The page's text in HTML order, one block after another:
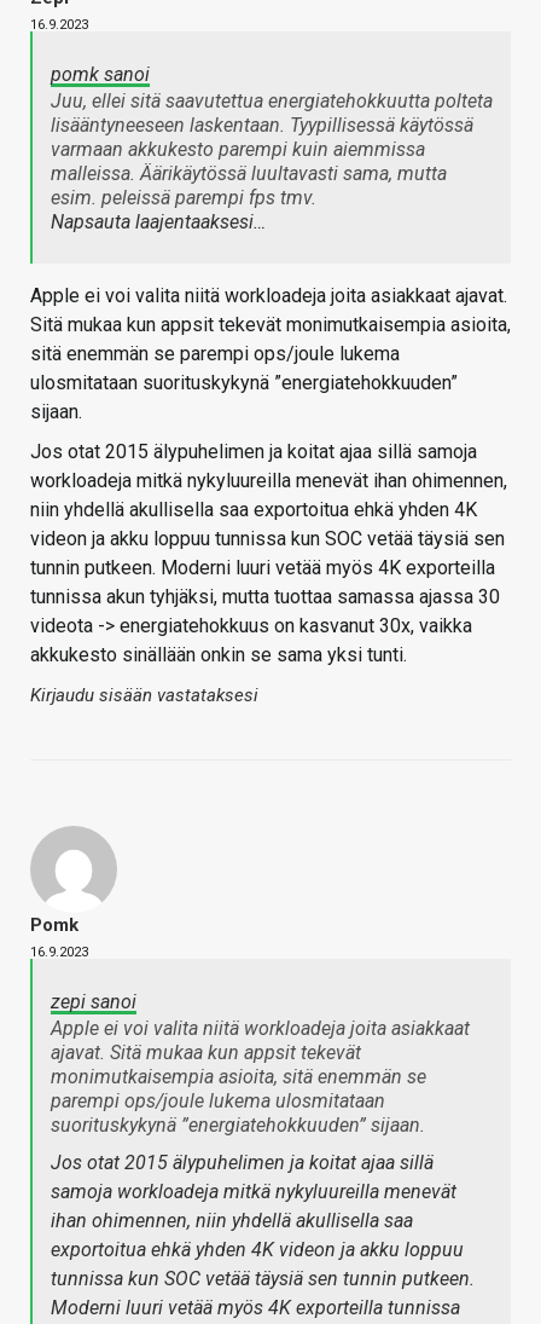
16.9.2023
pomk sanoi
Juu, ellei sitä saavutettua energiatehokkuutta polteta
lisääntyneeseen laskentaan. Tyypillisessä käytössä
varmaan akkukesto parempi kuin aiemmissa
malleissa. Äärikäytössä luultavasti sama, mutta
esim. peleissä parempi fps tmv.
Napsauta laajentaaksesi…
Apple ei voi valita niitä workloadeja joita asiakkaat ajavat.
Sitä mukaa kun appsit tekevät monimutkaisempia asioita,
sitä enemmän se parempi ops/joule lukema
ulosmitataan suorituskykynä ”energiatehokkuuden”
sijaan.
Jos otat 2015 älypuhelimen ja koitat ajaa sillä samoja
workloadeja mitkä nykyluureilla menevät ihan ohimennen,
niin yhdellä akullisella saa exportoitua ehkä yhden 4K
videon ja akku loppuu tunnissa kun SOC vetää täysiä sen
tunnin putkeen. Moderni luuri vetää myös 4K exporteilla
tunnissa akun tyhjäksi, mutta tuottaa samassa ajassa 30
videota -> energiatehokkuus on kasvanut 30x, vaikka
akkukesto sinällään onkin se sama yksi tunti.
Kirjaudu sisään vastataksesi
Pomk
16.9.2023
zepi sanoi
Apple ei voi valita niitä workloadeja joita asiakkaat
ajavat. Sitä mukaa kun appsit tekevät
monimutkaisempia asioita, sitä enemmän se
parempi ops/joule lukema ulosmitataan
suorituskykynä ”energiatehokkuuden” sijaan.
Jos otat 2015 älypuhelimen ja koitat ajaa sillä
samoja workloadeja mitkä nykyluureilla menevät
ihan ohimennen, niin yhdellä akullisella saa
exportoitua ehkä yhden 4K videon ja akku loppuu
tunnissa kun SOC vetää täysiä sen tunnin putkeen.
Moderni luuri vetää myös 4K exporteilla tunnissa